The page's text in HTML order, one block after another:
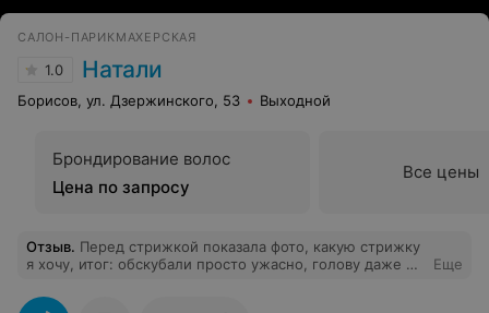
САЛОН-ПАРИКМАХЕРСКАЯ
1.0 Натали
Борисов, ул. Дзержинского, 53 Выходной
Брондирование волос
Цена по запросу
Все цены
Отзыв. Перед стрижкой показала фото, какую стрижку
я хочу, итог: обскубали просто ужасно, голову даже не
положила на меня неприятно пахнущее полотенце!
Еще